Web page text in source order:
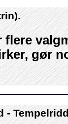
gør
-